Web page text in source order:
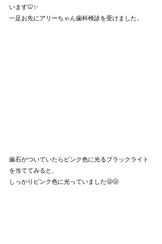
います🦷✨
一足お先にアリーちゃん歯科検診を受けました。
歯石がついていたらピンク色に光るブラックライト
を当ててみると、
しっかりピンク色に光っていました🫢🫢